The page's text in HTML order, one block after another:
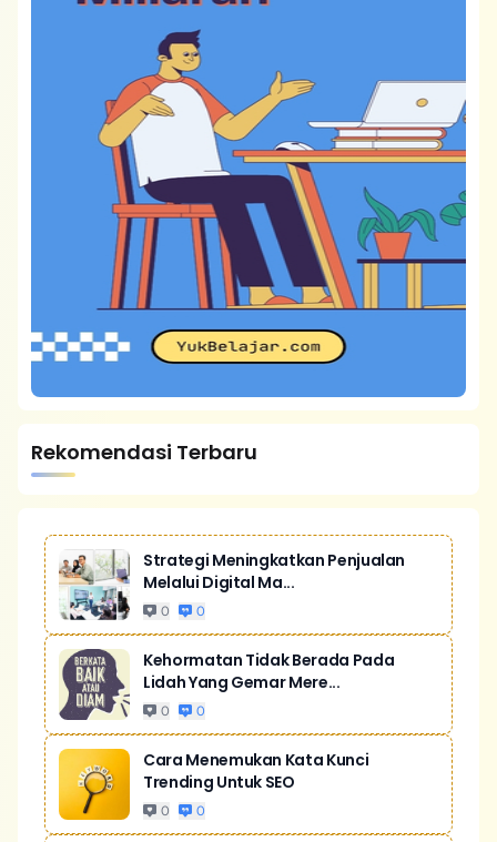
Rekomendasi Terbaru
Strategi Meningkatkan Penjualan
Melalui Digital Ma...
0 0
Kehormatan Tidak Berada Pada
Lidah Yang Gemar Mere...
0 0
Cara Menemukan Kata Kunci
Trending Untuk SEO
0 0